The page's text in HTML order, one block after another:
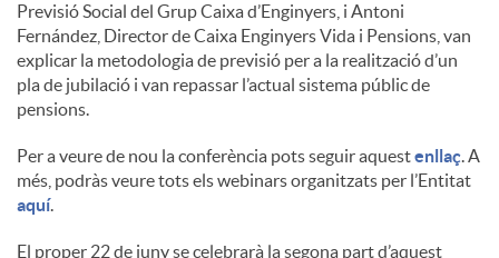
s
Previsió Social del Grup Caixa d’Enginyers, i Antoni
Fernández, Director de Caixa Enginyers Vida i Pensions, van
explicar la metodologia de previsió per a la realització d’un
pla de jubilació i van repassar l’actual sistema públic de
pensions.
Per a veure de nou la conferència pots seguir aquestenllaç. A
més, podràs veure tots els webinars organitzats per l’Entitat
aquí.
El proper 22 de juny se celebrarà la segona part d’aquest